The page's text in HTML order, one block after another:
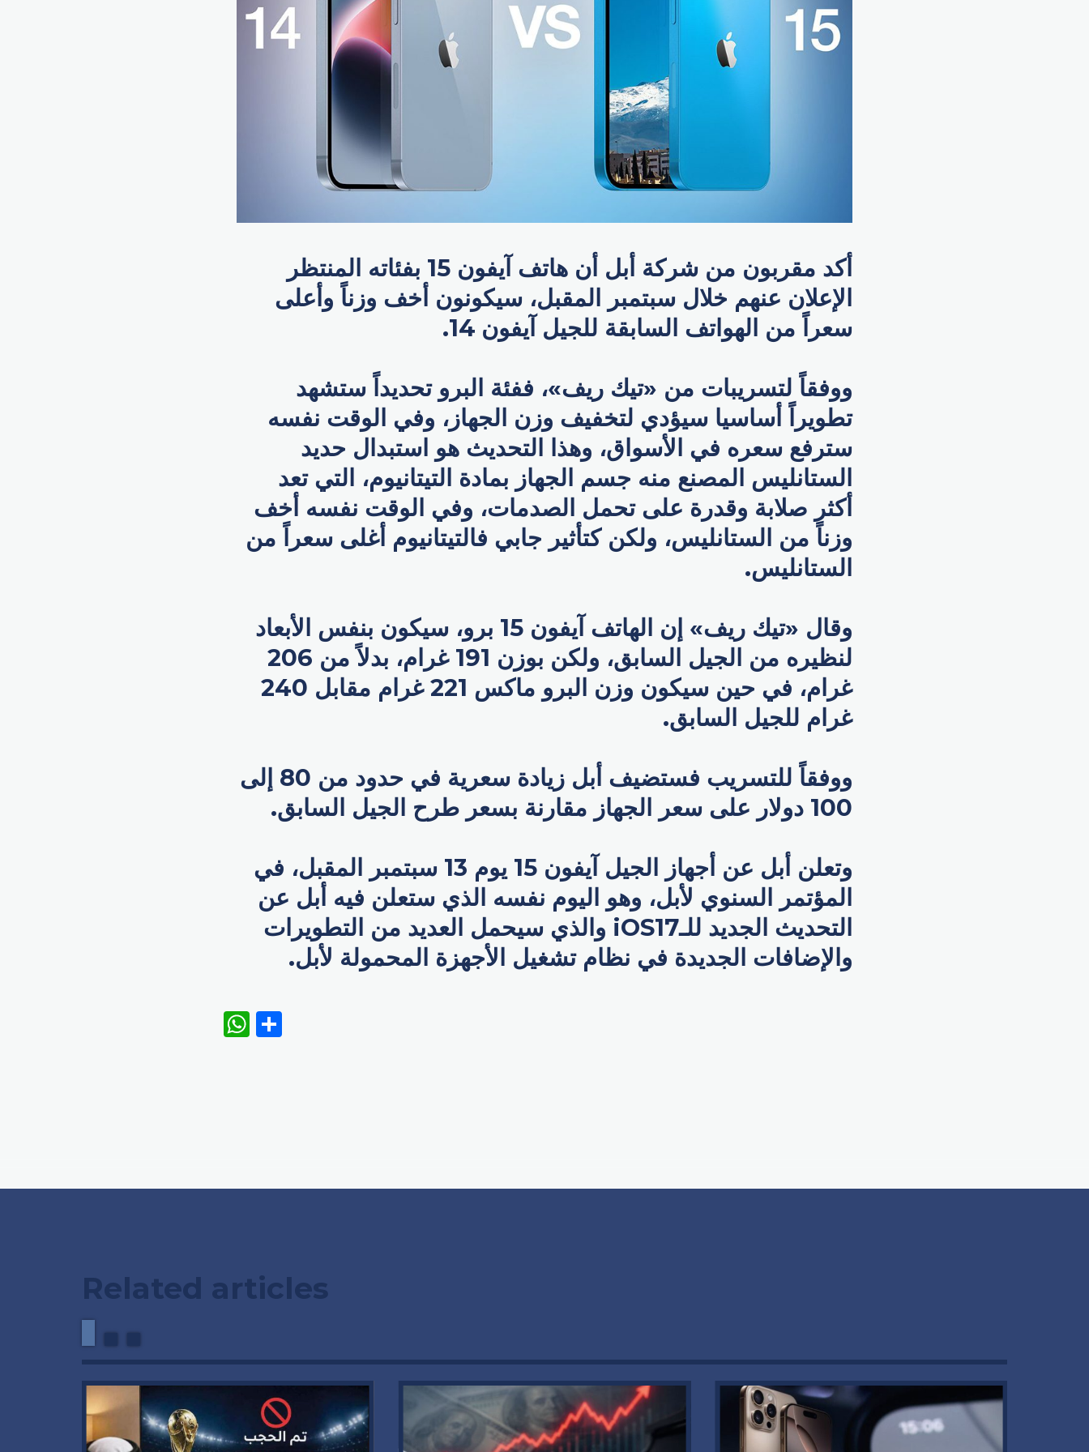
أكد مقربون من شركة أبل أن هاتف آيفون 15 بفئاته المنتظر
الإعلان عنهم خلال سبتمبر المقبل، سيكونون أخف وزناً وأعلى
سعراً من الهواتف السابقة للجيل آيفون 14.
ووفقاً لتسريبات من «تيك ريف»، ففئة البرو تحديداً ستشهد
تطويراً أساسيا سيؤدي لتخفيف وزن الجهاز، وفي الوقت نفسه
سترفع سعره في الأسواق، وهذا التحديث هو استبدال حديد
الستانليس المصنع منه جسم الجهاز بمادة التيتانيوم، التي تعد
أكثر صلابة وقدرة على تحمل الصدمات، وفي الوقت نفسه أخف
وزناً من الستانليس، ولكن كتأثير جابي فالتيتانيوم أغلى سعراً من
الستانليس.
وقال «تيك ريف» إن الهاتف آيفون 15 برو، سيكون بنفس الأبعاد
لنظيره من الجيل السابق، ولكن بوزن 191 غرام، بدلاً من 206
غرام، في حين سيكون وزن البرو ماكس 221 غرام مقابل 240
غرام للجيل السابق.
ووفقاً للتسريب فستضيف أبل زيادة سعرية في حدود من 80 إلى
100 دولار على سعر الجهاز مقارنة بسعر طرح الجيل السابق.
وتعلن أبل عن أجهاز الجيل آيفون 15 يوم 13 سبتمبر المقبل، في
المؤتمر السنوي لأبل، وهو اليوم نفسه الذي ستعلن فيه أبل عن
التحديث الجديد للـiOS17 والذي سيحمل العديد من التطويرات
والإضافات الجديدة في نظام تشغيل الأجهزة المحمولة لأبل.
WhatsApp
Related articles